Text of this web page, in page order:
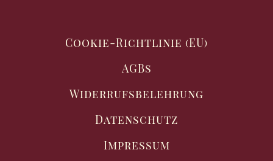
Cookie-Richtlinie (EU)
AGBs
Widerrufsbelehrung
Datenschutz
Impressum